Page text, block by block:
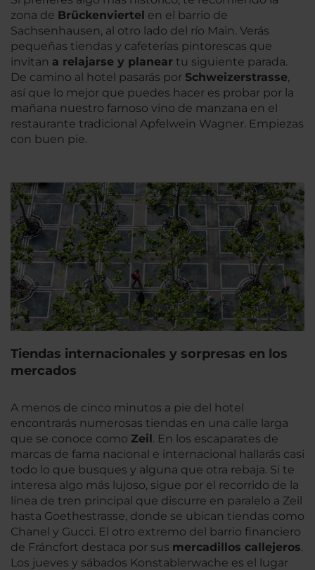
zona de Brückenviertel en el barrio de
Sachsenhausen, al otro lado del río Main. Verás
pequeñas tiendas y cafeterías pintorescas que
invitan a relajarse y planear tu siguiente parada.
De camino al hotel pasarás por Schweizerstrasse,
así que lo mejor que puedes hacer es probar por la
mañana nuestro famoso vino de manzana en el
restaurante tradicional Apfelwein Wagner. Empiezas
con buen pie.
Tiendas internacionales y sorpresas en los
mercados
A menos de cinco minutos a pie del hotel
encontrarás numerosas tiendas en una calle larga
que se conoce como Zeil. En los escaparates de
marcas de fama nacional e internacional hallarás casi
todo lo que busques y alguna que otra rebaja. Si te
interesa algo más lujoso, sigue por el recorrido de la
línea de tren principal que discurre en paralelo a Zeil
hasta Goethestrasse, donde se ubican tiendas como
Chanel y Gucci. El otro extremo del barrio financiero
de Fráncfort destaca por sus mercadillos callejeros.
Los jueves y sábados Konstablerwache es el lugar